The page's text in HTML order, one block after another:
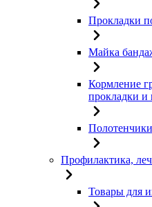
Прокладки
Майка
Кормление
прокладки и
Профилактика,
Товары для